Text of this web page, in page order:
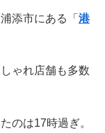
添市にある「 港
ゃれ店舗も多数
のは17時過ぎ。